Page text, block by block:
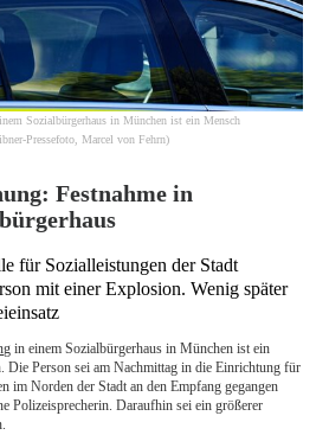
Sozialbürgerhaus in München ist ein Mensch
Pressefoto, Marcel von Fehrn)
Festnahme in
für Sozialleistungen der Stadt
mit einer Explosion. Wenig später
in einem Sozialbürgerhaus in München ist ein
Die Person sei am Nachmittag in die Einrichtung für
im Norden der Stadt an den Empfang gegangen
Polizeisprecherin. Daraufhin sei ein größerer